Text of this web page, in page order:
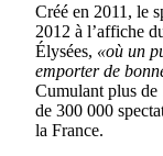
Créé en 2011, le
2012 à l’affiche
Élysées, «où un
emporter de
Cumulant plus de
de 300 000
la France.